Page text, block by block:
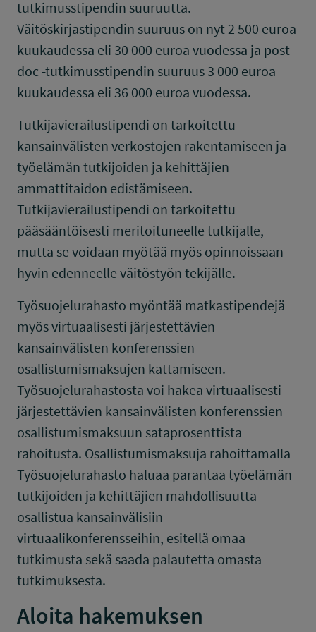
tutkimusstipendin suuruutta.
Väitöskirjastipendin suuruus on nyt 2 500 euroa
kuukaudessa eli 30 000 euroa vuodessa ja post
doc -tutkimusstipendin suuruus 3 000 euroa
kuukaudessa eli 36 000 euroa vuodessa.
Tutkijavierailustipendi on tarkoitettu
kansainvälisten verkostojen rakentamiseen ja
työelämän tutkijoiden ja kehittäjien
ammattitaidon edistämiseen.
Tutkijavierailustipendi on tarkoitettu
pääsääntöisesti meritoituneelle tutkijalle,
mutta se voidaan myötää myös opinnoissaan
hyvin edenneelle väitöstyön tekijälle.
Työsuojelurahasto myöntää matkastipendejä
myös virtuaalisesti järjestettävien
kansainvälisten konferenssien
osallistumismaksujen kattamiseen.
Työsuojelurahastosta voi hakea virtuaalisesti
järjestettävien kansainvälisten konferenssien
osallistumismaksuun sataprosenttista
rahoitusta. Osallistumismaksuja rahoittamalla
Työsuojelurahasto haluaa parantaa työelämän
tutkijoiden ja kehittäjien mahdollisuutta
osallistua kansainvälisiin
virtuaalikonferensseihin, esitellä omaa
tutkimusta sekä saada palautetta omasta
tutkimuksesta.
Aloita hakemuksen